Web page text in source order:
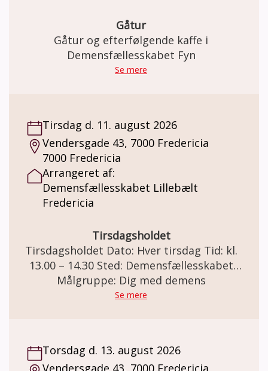
Gåtur
Gåtur og efterfølgende kaffe i
Demensfællesskabet Fyn
Se mere
Tirsdag d. 11. august 2026
Vendersgade 43, 7000 Fredericia
7000 Fredericia
Arrangeret af:
Demensfællesskabet Lillebælt
Fredericia
Tirsdagsholdet
Tirsdagsholdet Dato: Hver tirsdag Tid: kl.
13.00 – 14.30 Sted: Demensfællesskabet
Lillebælt Vendersgade 43, 7000 Fredericia
Tirsdagsholdet I samarbejde med IDRÆT I
eller demens, muligheden for at dyrke
Målgruppe: Dig med demens
Se mere
Torsdag d. 13. august 2026
Vendersgade 43, 7000 Fredericia